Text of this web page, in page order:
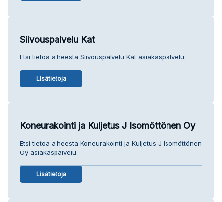
Siivouspalvelu Kat
Etsi tietoa aiheesta Siivouspalvelu Kat asiakaspalvelu.
Lisätietoja
Koneurakointi ja Kuljetus J Isomöttönen Oy
Etsi tietoa aiheesta Koneurakointi ja Kuljetus J Isomöttönen
Oy asiakaspalvelu.
Lisätietoja